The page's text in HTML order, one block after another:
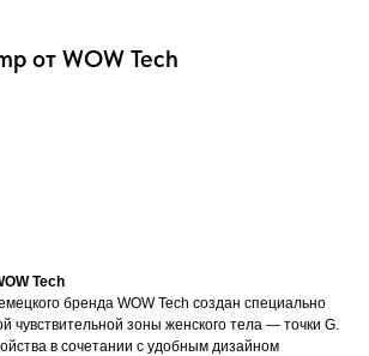
от WOW Tech
Tech
бренда WOW Tech создан специально
чувствительной зоны женского тела — точки G.
в сочетании с удобным дизайном